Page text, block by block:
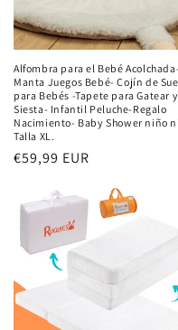
Alfombra para el Bebé Acolchada-
Manta Juegos Bebé- Cojín de
para Bebés -Tapete para Gatear y
Siesta- Infantil Peluche-Regalo
Nacimiento- Baby Shower niño
Talla XL.
Precio
€59,99 EUR